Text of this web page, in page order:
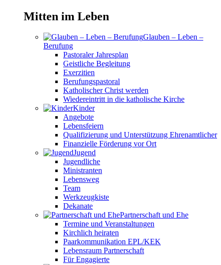
Mitten im Leben
Glauben – Leben –
Berufung
Pastoraler Jahresplan
Geistliche Begleitung
Exerzitien
Berufungspastoral
Katholischer Christ werden
Wiedereintritt in die katholische Kirche
Kinder
Angebote
Lebensfeiern
Qualifizierung und Unterstützung Ehrenamtlicher
Finanzielle Förderung vor Ort
Jugend
Jugendliche
Ministranten
Lebensweg
Team
Werkzeugkiste
Dekanate
Partnerschaft und Ehe
Termine und Veranstaltungen
Kirchlich heiraten
Paarkommunikation EPL/KEK
Lebensraum Partnerschaft
Für Engagierte